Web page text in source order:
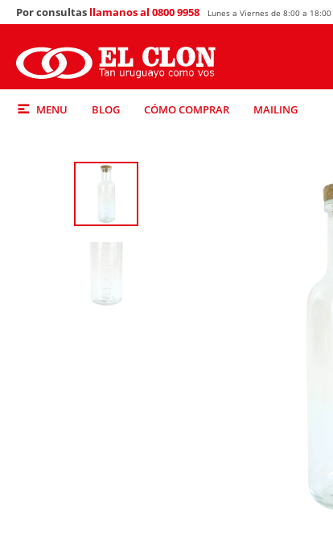
MENU BLOG CÓMO COMPRAR MAILING
Por consultas llamanos al 0800 9958 Lunes a Viernes de 8:00 a 18:00